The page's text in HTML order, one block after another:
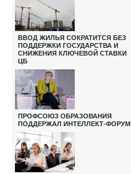
ВВОД ЖИЛЬЯ СОКРАТИТСЯ БЕЗ
ПОДДЕРЖКИ ГОСУДАРСТВА И
СНИЖЕНИЯ КЛЮЧЕВОЙ СТАВКИ
ЦБ
ПРОФСОЮЗ ОБРАЗОВАНИЯ
ПОДДЕРЖАЛ ИНТЕЛЛЕКТ-ФОРУМ